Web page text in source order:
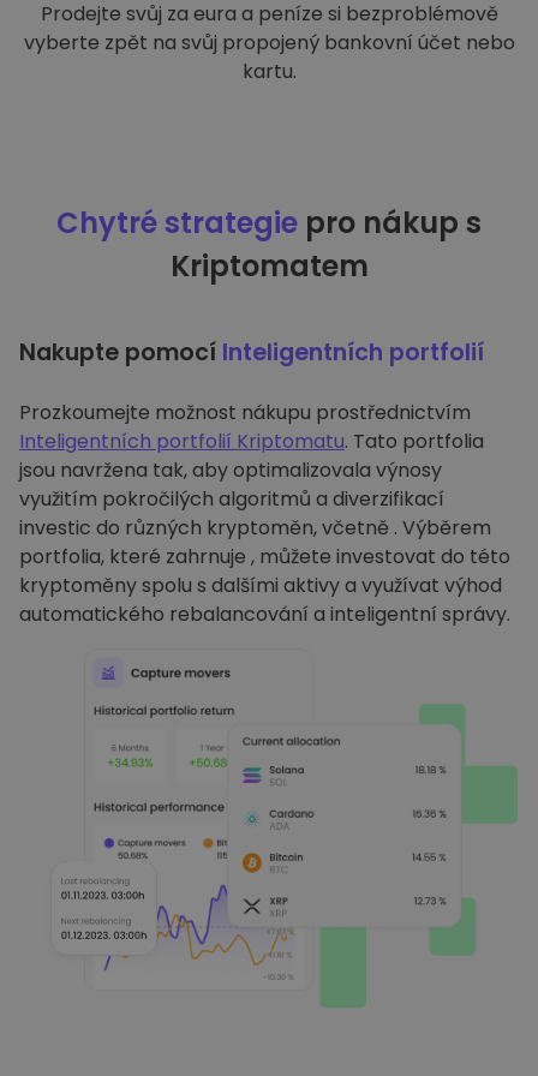
Prodejte svůj za eura a peníze si bezproblémově
vyberte zpět na svůj propojený bankovní účet nebo
kartu.
Chytré strategie pro nákup s
Kriptomatem
Nakupte pomocí Inteligentních portfolií
Prozkoumejte možnost nákupu prostřednictvím
Inteligentních portfolií Kriptomatu. Tato portfolia
jsou navržena tak, aby optimalizovala výnosy
využitím pokročilých algoritmů a diverzifikací
investic do různých kryptoměn, včetně . Výběrem
portfolia, které zahrnuje , můžete investovat do této
kryptoměny spolu s dalšími aktivy a využívat výhod
automatického rebalancování a inteligentní správy.